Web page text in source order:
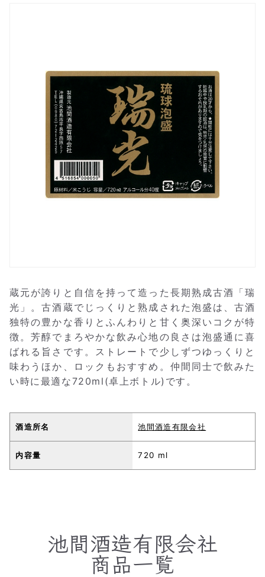
蔵元が誇りと自信を持って造った長期熟成古酒「瑞
光」。古酒蔵でじっくりと熟成された泡盛は、古酒
独特の豊かな香りとふんわりと甘く奥深いコクが特
徴。芳醇でまろやかな飲み心地の良さは泡盛通に喜
ばれる旨さです。ストレートで少しずつゆっくりと
味わうほか、ロックもおすすめ。仲間同士で飲みた
い時に最適な720ml(卓上ボトル)です。
酒造所名 池間酒造有限会社
内容量 720 ml
池間酒造有限会社
商品一覧